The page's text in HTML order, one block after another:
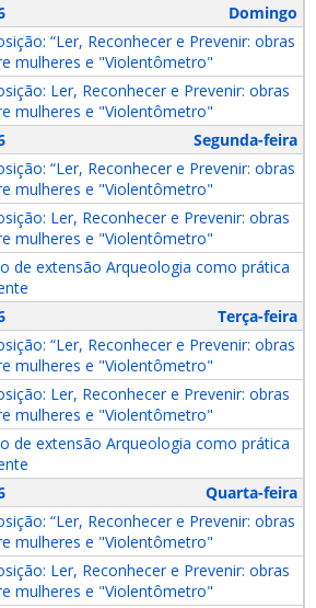
Domingo
“Ler, Reconhecer e Prevenir: obras
mulheres e "Violentômetro"
Ler, Reconhecer e Prevenir: obras
mulheres e "Violentômetro"
Segunda-feira
“Ler, Reconhecer e Prevenir: obras
mulheres e "Violentômetro"
Ler, Reconhecer e Prevenir: obras
mulheres e "Violentômetro"
de extensão Arqueologia como prática
Terça-feira
“Ler, Reconhecer e Prevenir: obras
mulheres e "Violentômetro"
Ler, Reconhecer e Prevenir: obras
mulheres e "Violentômetro"
de extensão Arqueologia como prática
Quarta-feira
“Ler, Reconhecer e Prevenir: obras
mulheres e "Violentômetro"
Ler, Reconhecer e Prevenir: obras
mulheres e "Violentômetro"